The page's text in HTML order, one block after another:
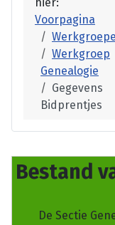
Voorpagina
Werkgroep
Genealogie
Gegevens
Bidprentjes
Bestand
De Sectie